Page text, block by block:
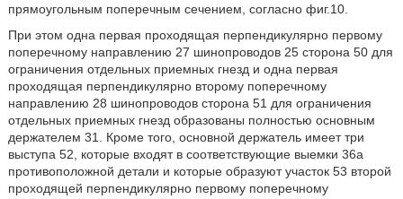
прямоугольным поперечным сечением, согласно фиг.10.
При этом одна первая проходящая перпендикулярно первому
поперечному направлению 27 шинопроводов 25 сторона 50 для
ограничения отдельных приемных гнезд и одна первая
проходящая перпендикулярно второму поперечному
направлению 28 шинопроводов сторона 51 для ограничения
отдельных приемных гнезд образованы полностью основным
держателем 31. Кроме того, основной держатель имеет три
выступа 52, которые входят в соответствующие выемки 36а
противоположной детали и которые образуют участок 53 второй
проходящей перпендикулярно первому поперечному